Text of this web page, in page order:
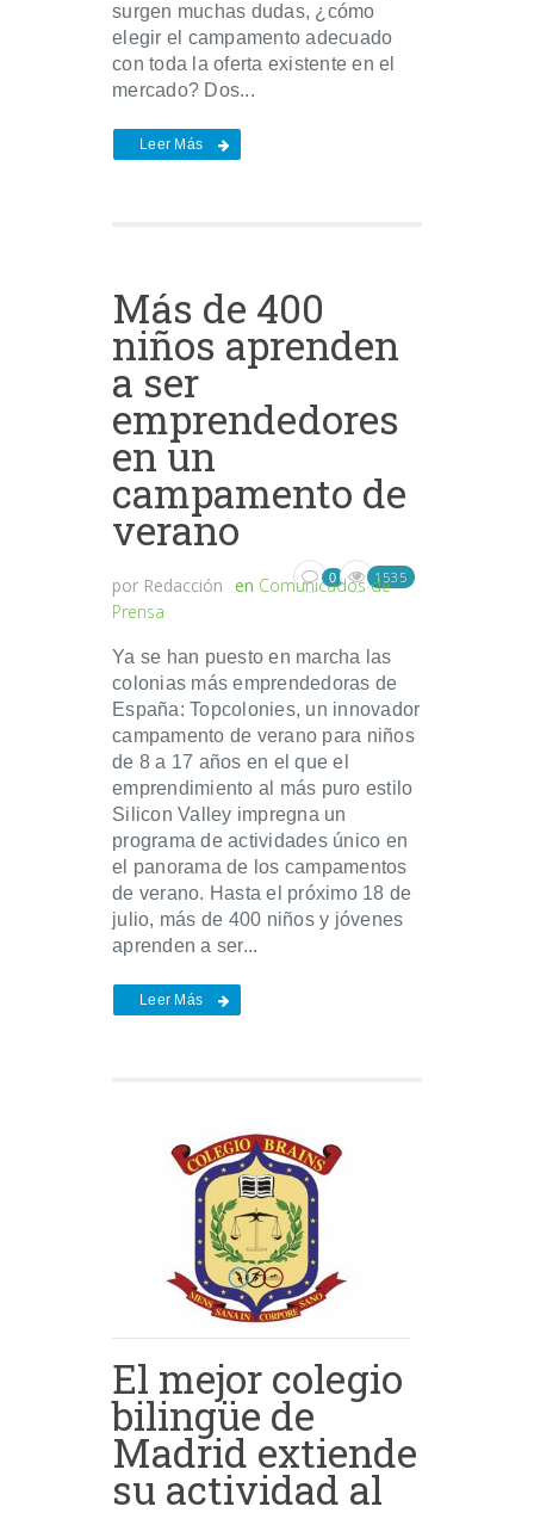
surgen muchas dudas, ¿cómo
elegir el campamento adecuado
con toda la oferta existente en el
mercado? Dos...
Leer Más
Más de 400
niños aprenden
a ser
emprendedores
en un
campamento de
verano
por Redacción en Comunicados de
Prensa
0 1535
Ya se han puesto en marcha las
colonias más emprendedoras de
España: Topcolonies, un innovador
campamento de verano para niños
de 8 a 17 años en el que el
emprendimiento al más puro estilo
Silicon Valley impregna un
programa de actividades único en
el panorama de los campamentos
de verano. Hasta el próximo 18 de
julio, más de 400 niños y jóvenes
aprenden a ser...
Leer Más
El mejor colegio
bilingüe de
Madrid extiende
su actividad al